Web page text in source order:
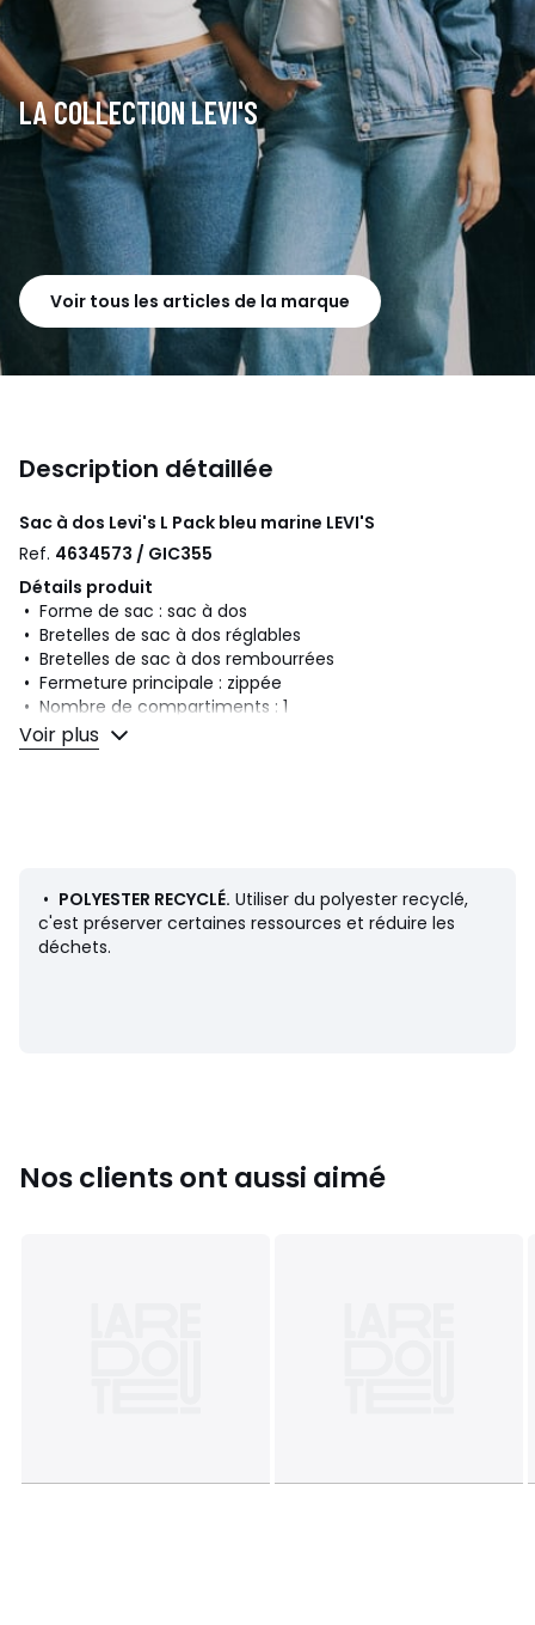
LA COLLECTION LEVI'S
Voir tous les articles de la marque
Description détaillée
Sac à dos Levi's L Pack bleu marine LEVI'S
Ref. 4634573 / GIC355
Détails produit
• Forme de sac : sac à dos
• Bretelles de sac à dos réglables
• Bretelles de sac à dos rembourrées
• Fermeture principale : zippée
• Nombre de compartiments : 1
• Compartiment ordinateur
• Nombre de poches extérieures : 1
• Pour l'entretien, merci de vous référer aux indications
figurant sur l'étiquette du produit
Voir plus
• POLYESTER RECYCLÉ. Utiliser du polyester recyclé,
c'est préserver certaines ressources et réduire les
déchets.
Nos clients ont aussi aimé